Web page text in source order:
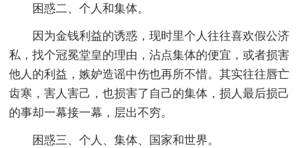
困惑二、个人和集体。
因为金钱利益的诱惑，现时里个人往往喜欢假公济
私，找个冠冕堂皇的理由，沾点集体的便宜，或者损害
他人的利益，嫉妒造谣中伤也再所不惜。其实往往唇亡
齿寒，害人害己，也损害了自己的集体，损人最后损己
的事却一幕接一幕，层出不穷。
困惑三、个人、集体、国家和世界。